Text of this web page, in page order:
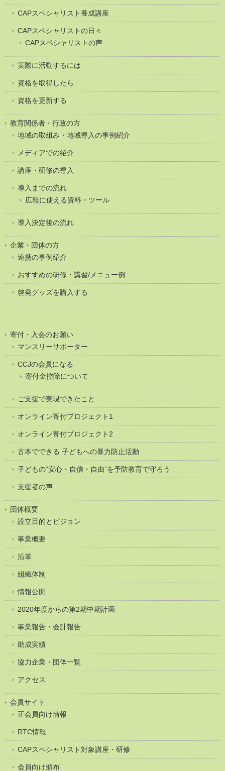
CAPスペシャリスト養成講座
CAPスペシャリストの日々
CAPスペシャリストの声
実際に活動するには
資格を取得したら
資格を更新する
教育関係者・行政の方
地域の取組み・地域導入の事例紹介
メディアでの紹介
講座・研修の導入
導入までの流れ
広報に使える資料・ツール
導入決定後の流れ
企業・団体の方
連携の事例紹介
おすすめの研修・講習/メニュー例
啓発グッズを購入する
寄付・入会のお願い
マンスリーサポーター
CCJの会員になる
寄付金控除について
ご支援で実現できたこと
オンライン寄付プロジェクト1
オンライン寄付プロジェクト2
古本でできる 子どもへの暴力防止活動
子どもの“安心・自信・自由”を予防教育で守ろう
支援者の声
団体概要
設立目的とビジョン
事業概要
沿革
組織体制
情報公開
2020年度からの第2期中期計画
事業報告・会計報告
助成実績
協力企業・団体一覧
アクセス
会員サイト
正会員向け情報
RTC情報
CAPスペシャリスト対象講座・研修
会員向け頒布